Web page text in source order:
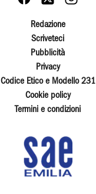
Redazione
Scriveteci
Pubblicità
Privacy
Codice Etico e Modello 231
Cookie policy
Termini e condizioni